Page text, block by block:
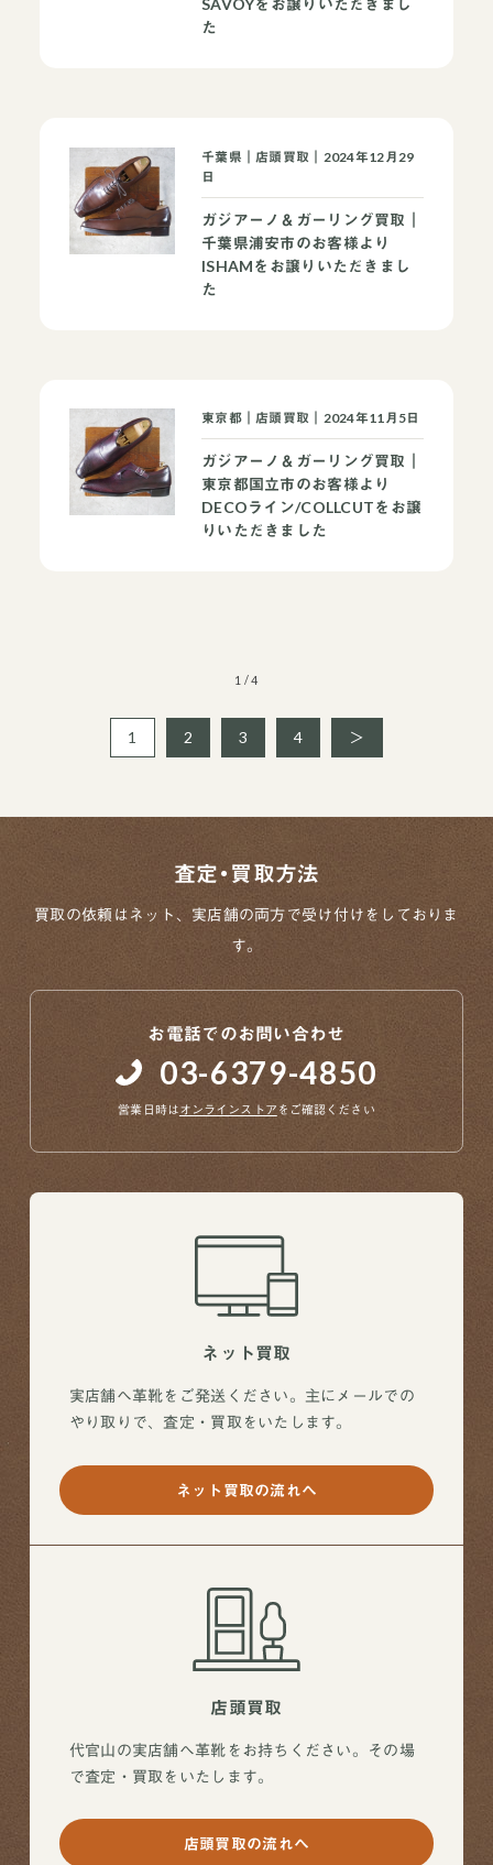
SAVOYをお譲りいただきまし
た
千葉県｜店頭買取｜2024年12月29
日
ガジアーノ＆ガーリング買取｜
千葉県浦安市のお客様より
ISHAMをお譲りいただきまし
た
東京都｜店頭買取｜2024年11月5日
ガジアーノ＆ガーリング買取｜
東京都国立市のお客様より
DECOライン/COLLCUTをお譲
りいただきました
1 / 4
1 2 3 4 ＞
査定・買取方法
買取の依頼はネット、実店舗の両方で受け付けをしておりま
す。
お電話でのお問い合わせ
03-6379-4850
営業日時はオンラインストア をご確認ください
ネット買取
実店舗へ革靴をご発送ください。主にメールでの
やり取りで、査定・買取をいたします。
ネット買取の流れへ
店頭買取
代官山の実店舗へ革靴をお持ちください。その場
で査定・買取をいたします。
店頭買取の流れへ
買取ブランドページ